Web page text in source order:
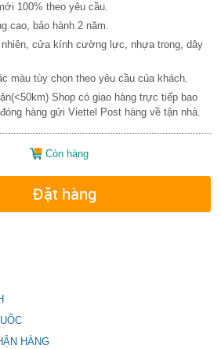
100% theo yêu cầu.
cao, bảo hành 2 năm.
cửa kính cường lực, nhựa trong, dây
màu tùy chọn theo yêu cầu của khách.
Shop có giao hàng trực tiếp bao
hàng gửi Viettel Post hàng về tận nhà.
Còn hàng
Đặt hàng
HÀNG